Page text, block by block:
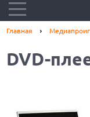
Главная
DVD-